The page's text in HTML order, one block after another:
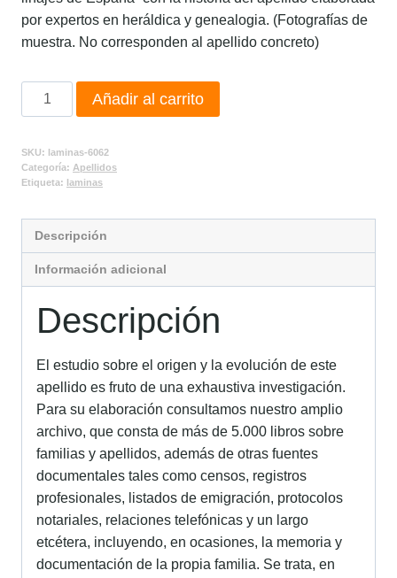
por expertos en heráldica y genealogia. (Fotografías de
muestra. No corresponden al apellido concreto)
Añadir al carrito
SKU: laminas-6062
Categoría: Apellidos
Etiqueta: laminas
Descripción
Información adicional
Descripción
El estudio sobre el origen y la evolución de este
apellido es fruto de una exhaustiva investigación.
Para su elaboración consultamos nuestro amplio
archivo, que consta de más de 5.000 libros sobre
familias y apellidos, además de otras fuentes
documentales tales como censos, registros
profesionales, listados de emigración, protocolos
notariales, relaciones telefónicas y un largo
etcétera, incluyendo, en ocasiones, la memoria y
documentación de la propia familia. Se trata, en